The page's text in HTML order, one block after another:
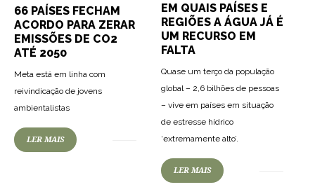
66 PAÍSES FECHAM
ACORDO PARA ZERAR
EMISSÕES DE CO2
ATÉ 2050
Meta está em linha com
reivindicação de jovens
ambientalistas
LER MAIS
EM QUAIS PAÍSES E
REGIÕES A ÁGUA JÁ É
UM RECURSO EM
FALTA
Quase um terço da população
global – 2,6 bilhões de pessoas
– vive em países em situação
de estresse hídrico
‘extremamente alto’.
LER MAIS